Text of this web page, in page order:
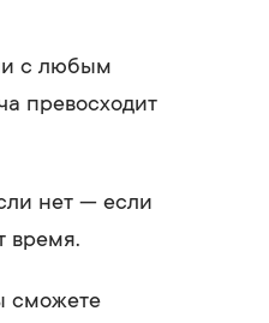
с любым
превосходит
нет — если
время.
сможете